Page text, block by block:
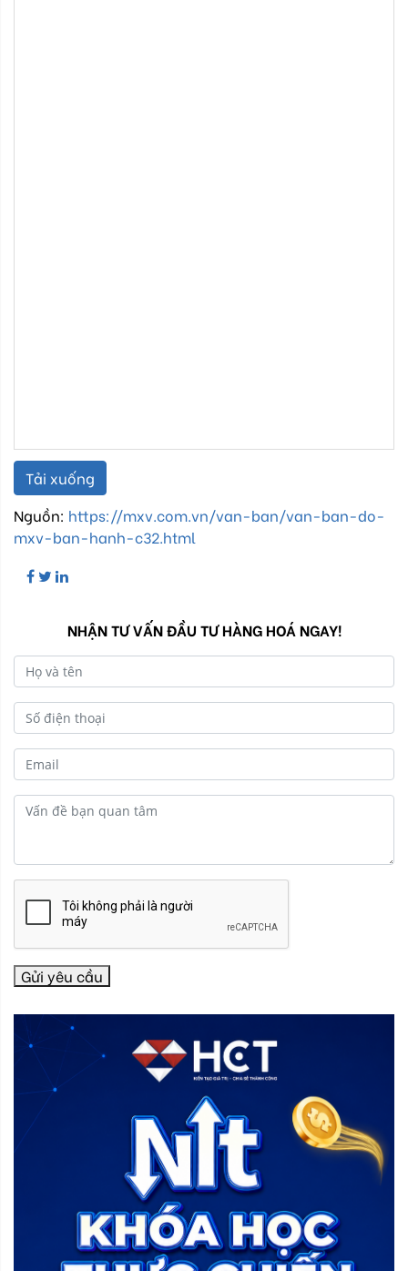
Tải xuống
Nguồn: https://mxv.com.vn/van-ban/van-ban-do-
mxv-ban-hanh-c32.html
NHẬN TƯ VẤN ĐẦU TƯ HÀNG HOÁ NGAY!
Gửi yêu cầu